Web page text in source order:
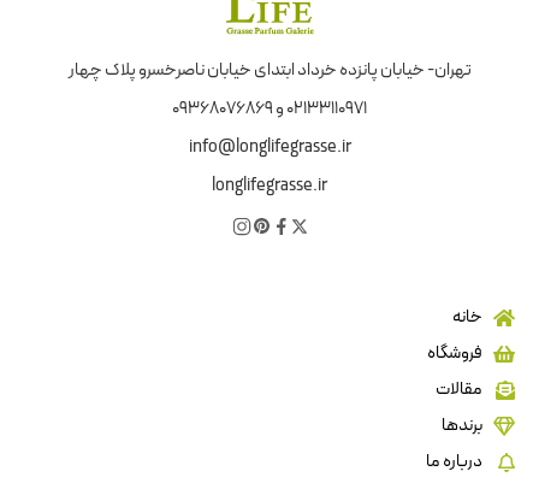
تهران- خیابان پانزده خرداد ابتدای خیابان ناصرخسرو پلاک چهار
02133110971 و 09368076869
info@longlifegrasse.ir
longlifegrasse.ir
خانه
فروشگاه
مقالات
برندها
درباره ما